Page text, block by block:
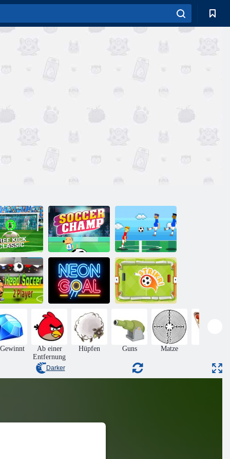
Freistoß-
Klassiker
Fußball-
Champion
12 Minibattles
Soccer 2 -
Spieler
Neonziel Strikr!
Ab einer
Entfernung
Hüpfen Guns Matze
Darker